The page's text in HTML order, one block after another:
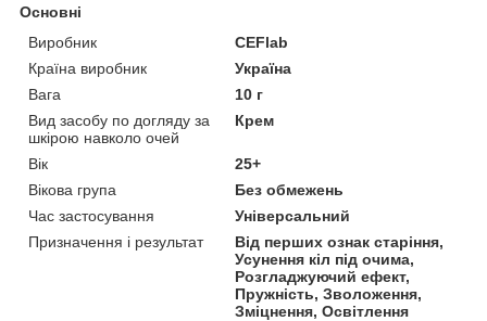
Основні
Виробник
CEFlab
Країна виробник
Україна
Вага
10 г
Вид засобу по догляду за
шкірою навколо очей
Крем
Вік
25+
Вікова група
Без обмежень
Час застосування
Універсальний
Призначення і результат
Від перших ознак старіння,
Усунення кіл під очима,
Розгладжуючий ефект,
Пружність, Зволоження,
Зміцнення, Освітлення